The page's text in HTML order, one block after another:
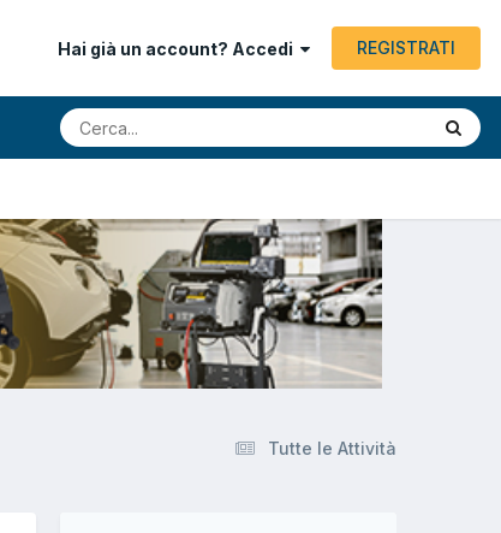
Hai già un account? Accedi REGISTRATI
Tutte le Attività